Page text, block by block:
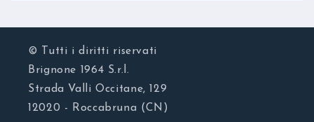
© Tutti i diritti riservati
Brignone 1964 S.r.l.
Strada Valli Occitane, 129
12020 - Roccabruna (CN)